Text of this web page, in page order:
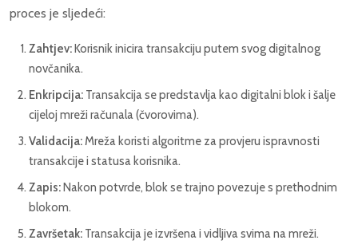
proces je sljedeći:
Zahtjev:Korisnik inicira transakciju putem svog digitalnog
novčanika.
Enkripcija: Transakcija se predstavlja kao digitalni blok i šalje
cijeloj mreži računala (čvorovima).
Validacija:Mreža koristi algoritme za provjeru ispravnosti
transakcije i statusa korisnika.
Zapis:Nakon potvrde, blok se trajno povezuje s prethodnim
blokom.
Završetak: Transakcija je izvršena i vidljiva svima na mreži.